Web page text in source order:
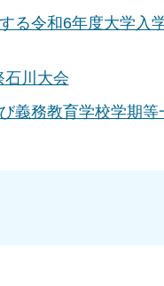
る令和6年度大学入
石川大会
義務教育学校学期等